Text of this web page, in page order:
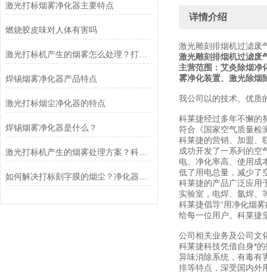
激光打标烟雾净化器主要特点
燃烧胶皮味对人体有害吗
激光打标机产生的烟雾怎么处理？打标机吸尘器
焊锡烟雾净化器产品特点
激光打标烟尘净化器的特点
焊锡烟雾净化器是什么？
激光打标机产生的烟雾处理方案？科莱捷烟雾净化器
详情介绍
激光雕刻排烟机过滤废
激光雕刻排烟机过滤废
主营范围：艾灸除烟净
雾净化装置、激光除烟
我公司以的技术、优质
科莱捷经过多年不懈的
符合《国家空气质量检
科莱捷的营销、加盟、
成功开发了一系列的空
电、净化率高、使用成
低了用电总量，减少了
科莱捷的产品广泛应用
实验室，电焊、氩焊、
科莱捷倡导“用净化烟
给每一位用户。科莱捷
公司相关业务及公司文
科莱捷科技凭借自身*
异味消除系统，有毒有
排等特点，深受国内外